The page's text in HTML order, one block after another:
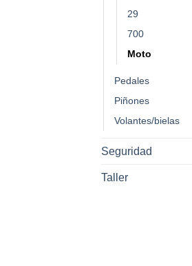
29
700
Moto
Pedales
Piñones
Volantes/bielas
Seguridad
Taller